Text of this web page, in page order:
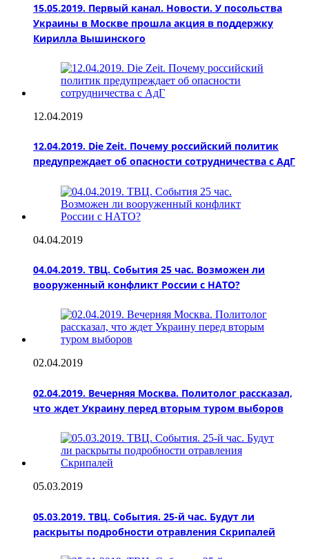
15.05.2019. Первый канал. Новости. У посольства
Украины в Москве прошла акция в поддержку
Кирилла Вышинского
12.04.2019
12.04.2019. Die Zeit. Почему российский политик
предупреждает об опасности сотрудничества с АдГ
04.04.2019
04.04.2019. ТВЦ. События 25 час. Возможен ли
вооруженный конфликт России с НАТО?
02.04.2019
02.04.2019. Вечерняя Москва. Политолог рассказал,
что ждет Украину перед вторым туром выборов
05.03.2019
05.03.2019. ТВЦ. События. 25-й час. Будут ли
раскрыты подробности отравления Скрипалей